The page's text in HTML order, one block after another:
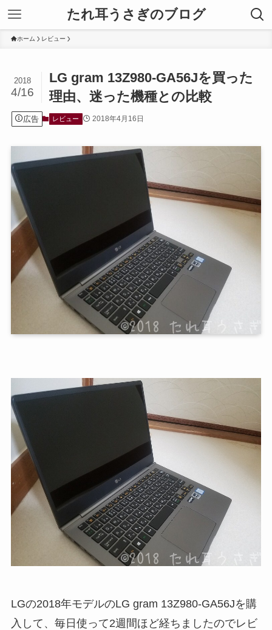
たれ耳うさぎのブログ
ホーム レビュー
LG gram 13Z980-GA56Jを買った
理由、迷った機種との比較
2018
4/16
広告 レビュー 2018年4月16日
LGの2018年モデルのLG gram 13Z980-GA56Jを購
入して、毎日使って2週間ほど経ちましたのでレビ